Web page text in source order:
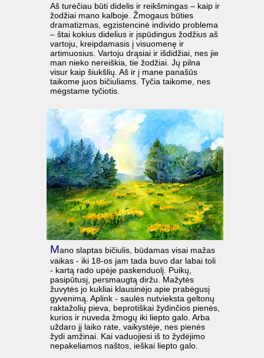
Aš turėčiau būti didelis ir reikšmingas – kaip ir
žodžiai mano kalboje. Žmogaus būties
dramatizmas, egzistencinė individo problema
– štai kokius didelius ir įspūdingus žodžius aš
vartoju, kreipdamasis į visuomenę ir
artimuosius. Vartoju drąsiai ir išdidžiai, nes jie
man nieko nereiškia, tie žodžiai. Jų pilna
visur kaip šiukšlių. Aš ir į mane panašūs
taikome juos bičiuliams. Tyčia taikome, nes
mėgstame tyčiotis.
Mano slaptas bičiulis, būdamas visai mažas
vaikas - iki 18-os jam tada buvo dar labai toli
- kartą rado upėje paskenduolį. Puikų,
pasipūtusį, persmaugtą diržu. Mažytės
žuvytės jo kukliai klausinėjo apie prabėgusį
gyvenimą. Aplink - saulės nutvieksta geltonų
raktažolių pieva, beprotiškai žydinčios pienės,
kurios ir nuveda žmogų iki liepto galo. Arba
uždaro jį laiko rate, vaikystėje, nes pienės
žydi amžinai. Kai vaduojiesi iš to žydėjimo
nepakeliamos naštos, ieškai liepto galo.